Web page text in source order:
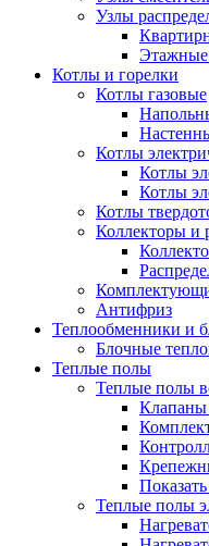
Узлы
Котлы и горелки
Котлы газовые
Котлы
Котлы
Котлы
Котлы
Коллекторы и
Антифриз
Теплообменники и
Блочные
Теплые полы
Теплые полы
Клапаны
Теплые полы